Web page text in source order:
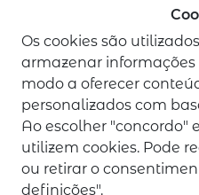
tl 263 504 415
(Chamada para a
geral@jf-
legais
Os cookies são
armazenar informações
modo a oferecer
personalizados com
Ao escolher "concordo"
utilizem cookies. Pode
ou retirar o
definições".